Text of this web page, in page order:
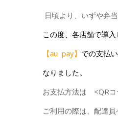
日頃より、いずや弁
この度、各店舗で導
【au pay】 での支払
なりました。
お支払方法は <QRコ
ご利用の際は、配達